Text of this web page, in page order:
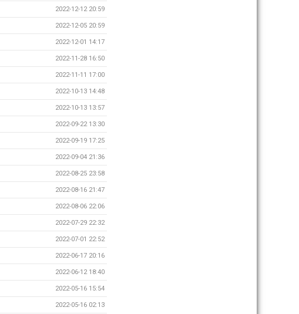
2022-12-12 20:59
2022-12-05 20:59
2022-12-01 14:17
2022-11-28 16:50
2022-11-11 17:00
2022-10-13 14:48
2022-10-13 13:57
2022-09-22 13:30
2022-09-19 17:25
2022-09-04 21:36
2022-08-25 23:58
2022-08-16 21:47
2022-08-06 22:06
2022-07-29 22:32
2022-07-01 22:52
2022-06-17 20:16
2022-06-12 18:40
2022-05-16 15:54
2022-05-16 02:13